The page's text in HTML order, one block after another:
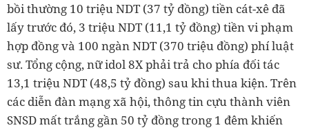
bồi thường 10 triệu NDT (37 tỷ đồng) tiền cát-xê đã
lấy trước đó, 3 triệu NDT (11,1 tỷ đồng) tiền vi phạm
hợp đồng và 100 ngàn NDT (370 triệu đồng) phí luật
sư. Tổng cộng, nữ idol 8X phải trả cho phía đối tác
13,1 triệu NDT (48,5 tỷ đồng) sau khi thua kiện. Trên
các diễn đàn mạng xã hội, thông tin cựu thành viên
SNSD mất trắng gần 50 tỷ đồng trong 1 đêm khiến